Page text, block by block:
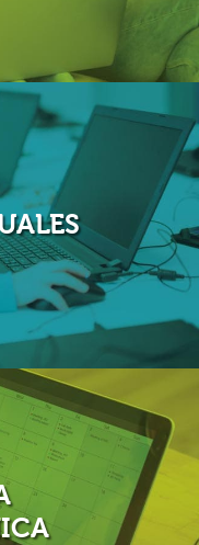
de admisiones de
virtual, desde la
y matrículas.
y organizar
la aplicación de